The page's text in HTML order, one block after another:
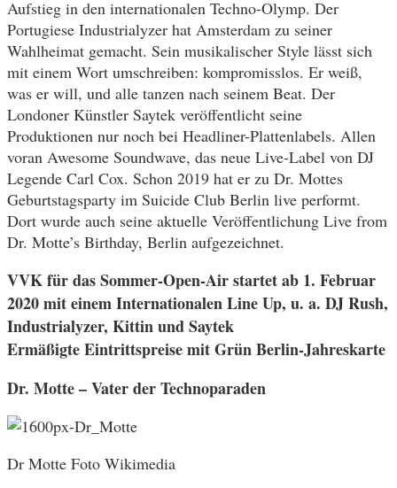
Aufstieg in den internationalen Techno-Olymp. Der
Portugiese Industrialyzer hat Amsterdam zu seiner
Wahlheimat gemacht. Sein musikalischer Style lässt sich
mit einem Wort umschreiben: kompromisslos. Er weiß,
was er will, und alle tanzen nach seinem Beat. Der
Londoner Künstler Saytek veröffentlicht seine
Produktionen nur noch bei Headliner-Plattenlabels. Allen
voran Awesome Soundwave, das neue Live-Label von DJ
Legende Carl Cox. Schon 2019 hat er zu Dr. Mottes
Geburtstagsparty im Suicide Club Berlin live performt.
Dort wurde auch seine aktuelle Veröffentlichung Live from
Dr. Motte’s Birthday, Berlin aufgezeichnet.
VVK für das Sommer-Open-Air startet ab 1. Februar
2020 mit einem Internationalen Line Up, u. a. DJ Rush,
Industrialyzer, Kittin und Saytek
Ermäßigte Eintrittspreise mit Grün Berlin-Jahreskarte
Dr. Motte – Vater der Technoparaden
Dr Motte Foto Wikimedia